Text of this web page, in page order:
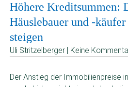
Höhere Kreditsummen:
Häuslebauer und -
steigen
Uli Stritzelberger | Keine
Der Anstieg der Immobilienpreise